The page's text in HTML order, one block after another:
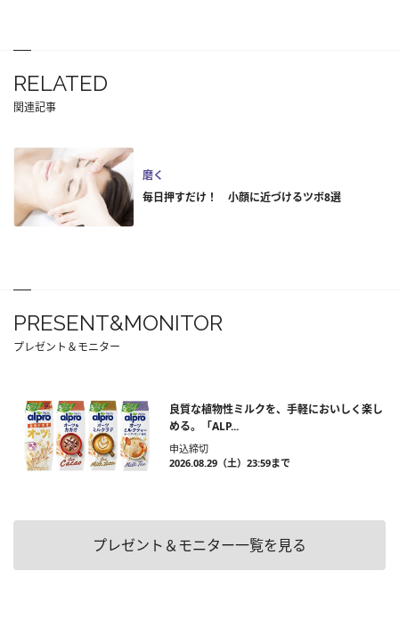
RELATED
関連記事
磨く
毎日押すだけ！ 小顔に近づけるツボ8選
PRESENT&MONITOR
プレゼント＆モニター
良質な植物性ミルクを、手軽においしく楽し
める。「ALP...
申込締切
2026.08.29（土）23:59まで
プレゼント＆モニター一覧を見る